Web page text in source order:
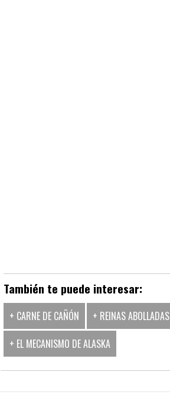
También te puede interesar:
+ CARNE DE CAÑÓN + REINAS ABOLLADAS
+ EL MECANISMO DE ALASKA